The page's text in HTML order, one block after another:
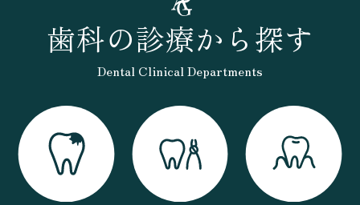
歯科の診療から探す
Dental Clinical Departments